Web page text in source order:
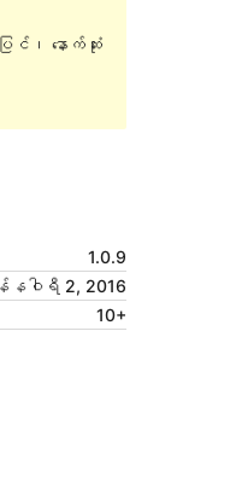
၊ နောက်ဆုံး
1.0.9
နဝါရီ 2, 2016
10+